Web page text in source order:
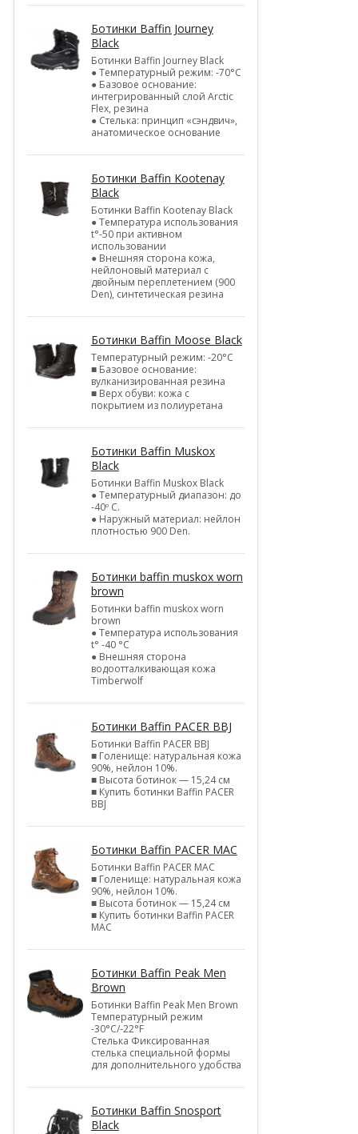
Ботинки Baffin Journey
Black
Ботинки Baffin Journey Black
● Температурный режим: -70°С
● Базовое основание:
интегрированный слой Arctic
Flex, резина
● Стелька: принцип «сэндвич»,
анатомическое основание
Ботинки Baffin Kootenay
Black
Ботинки Baffin Kootenay Black
● Температура использования
t°-50 при активном
использовании
● Внешняя сторона кожа,
нейлоновый материал с
двойным переплетением (900
Den), синтетическая резина
Ботинки Baffin Moose Black
Температурный режим: -20°С
■ Базовое основание:
вулканизированная резина
■ Верх обуви: кожа с
покрытием из полиуретана
Ботинки Baffin Muskox
Black
Ботинки Baffin Muskox Black
● Температурный диапазон: до
-40º C.
● Наружный материал: нейлон
плотностью 900 Den.
Ботинки baffin muskox worn
brown
Ботинки baffin muskox worn
brown
● Температура использования
t° -40 °C
● Внешняя сторона
водоотталкивающая кожа
Timberwolf
Ботинки Baffin PACER BBJ
Ботинки Baffin PACER BBJ
■ Голенище: натуральная кожа
90%, нейлон 10%.
■ Высота ботинок — 15,24 см
■ Купить ботинки Baffin PACER
BBJ
Ботинки Baffin PACER MAC
Ботинки Baffin PACER MAC
■ Голенище: натуральная кожа
90%, нейлон 10%.
■ Высота ботинок — 15,24 см
■ Купить ботинки Baffin PACER
MAC
Ботинки Baffin Peak Men
Brown
Ботинки Baffin Peak Men Brown
Температурный режим
-30°С/-22°F
Стелька Фиксированная
стелька специальной формы
для дополнительного удобства
Ботинки Baffin Snosport
Black